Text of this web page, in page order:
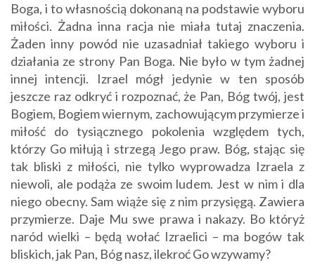
Boga, i to własnością dokonaną na podstawie wyboru
miłości. Żadna inna racja nie miała tutaj znaczenia.
Żaden inny powód nie uzasadniał takiego wyboru i
działania ze strony Pan Boga. Nie było w tym żadnej
innej intencji. Izrael mógł jedynie w ten sposób
jeszcze raz odkryć i rozpoznać, że Pan, Bóg twój, jest
Bogiem, Bogiem wiernym, zachowującym przymierze i
miłość do tysiącznego pokolenia względem tych,
którzy Go miłują i strzegą Jego praw. Bóg, stając się
tak bliski z miłości, nie tylko wyprowadza Izraela z
niewoli, ale podąża ze swoim ludem. Jest w nim i dla
niego obecny. Sam wiąże się z nim przysięgą. Zawiera
przymierze. Daje Mu swe prawa i nakazy. Bo któryż
naród wielki – będą wołać Izraelici – ma bogów tak
bliskich, jak Pan, Bóg nasz, ilekroć Go wzywamy?